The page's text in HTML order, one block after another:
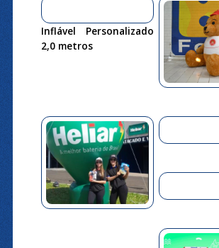
Inflável Personalizado
2,0 metros